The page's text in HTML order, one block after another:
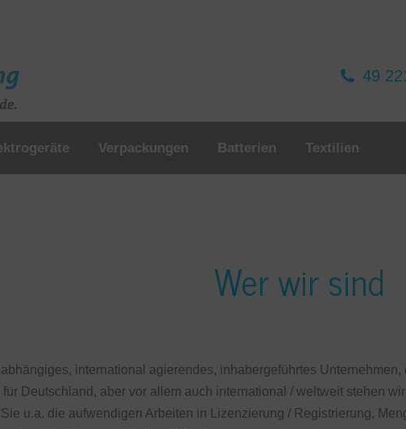
49
Verpackungen Batterien Textilien
Wer wir sind
international agierendes, inhabergeführtes
Deutschland, aber vor allem auch international / weltweit stehen
u.a. die aufwendigen Arbeiten in Lizenzierung / Registrierung,